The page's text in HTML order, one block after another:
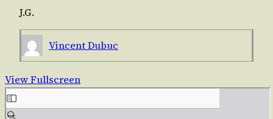
J.G.
Vincent Dubuc
View Fullscreen